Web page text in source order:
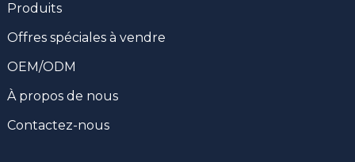
Produits
Offres spéciales à vendre
OEM/ODM
À propos de nous
Contactez-nous